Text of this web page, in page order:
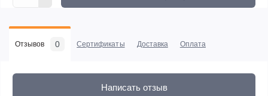
Отзывов 0 Сертификаты Доставка Оплата
Написать отзыв